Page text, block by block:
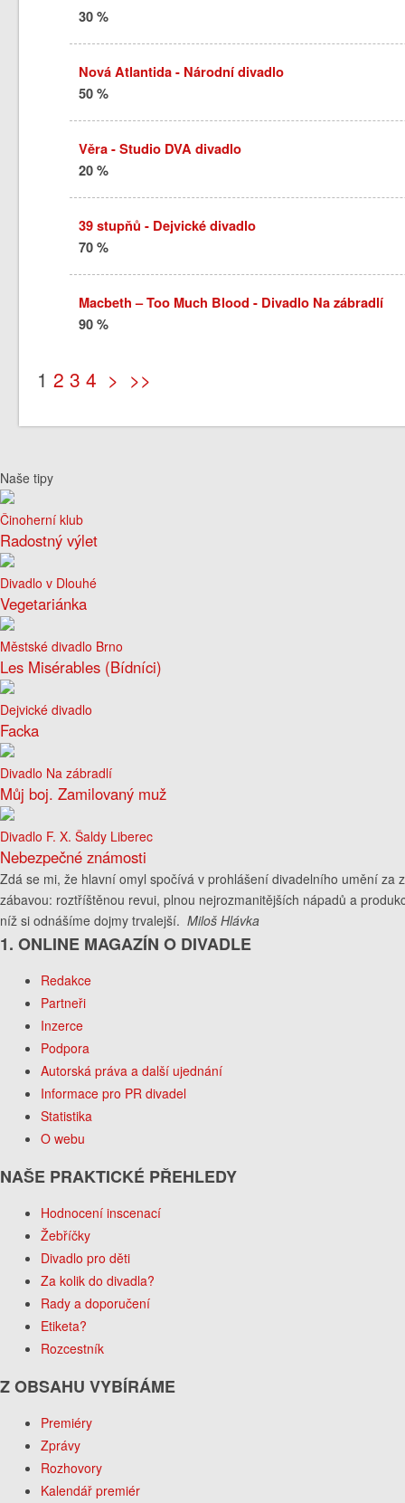
30 %
Nová Atlantida - Národní divadlo
50 %
Věra - Studio DVA divadlo
20 %
39 stupňů - Dejvické divadlo
70 %
Macbeth – Too Much Blood - Divadlo Na zábradlí
90 %
1 2 3 4 > >>
Naše tipy
Činoherní klub
Radostný výlet
Divadlo v Dlouhé
Vegetariánka
Městské divadlo Brno
Les Misérables (Bídníci)
Dejvické divadlo
Facka
Divadlo Na zábradlí
Můj boj. Zamilovaný muž
Divadlo F. X. Šaldy Liberec
Nebezpečné známosti
Zdá se mi, že hlavní omyl spočívá v prohlášení divadelního umění
zábavou: roztříštěnou revui, plnou nejrozmanitějších nápadů a
níž si odnášíme dojmy trvalejší. Miloš Hlávka
1. ONLINE MAGAZÍN O DIVADLE
Redakce
Partneři
Inzerce
Podpora
Autorská práva a další ujednání
Informace pro PR divadel
Statistika
O webu
NAŠE PRAKTICKÉ PŘEHLEDY
Hodnocení inscenací
Žebříčky
Divadlo pro děti
Za kolik do divadla?
Rady a doporučení
Etiketa?
Rozcestník
Z OBSAHU VYBÍRÁME
Premiéry
Zprávy
Rozhovory
Kalendář premiér